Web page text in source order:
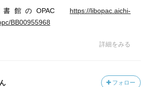
書館のOPAC https://libopac.aichi-
BB00955968
詳細をみる
フォロー